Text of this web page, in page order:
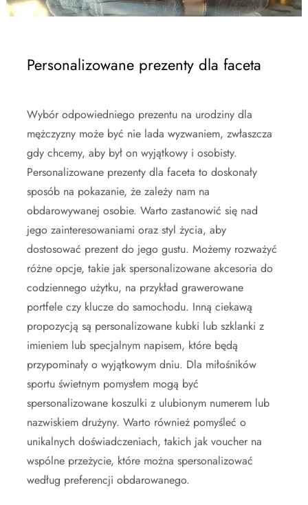
Personalizowane prezenty dla faceta
Wybór odpowiedniego prezentu na urodziny dla
mężczyzny może być nie lada wyzwaniem, zwłaszcza
gdy chcemy, aby był on wyjątkowy i osobisty.
Personalizowane prezenty dla faceta to doskonały
sposób na pokazanie, że zależy nam na
obdarowywanej osobie. Warto zastanowić się nad
jego zainteresowaniami oraz styl życia, aby
dostosować prezent do jego gustu. Możemy rozważyć
różne opcje, takie jak spersonalizowane akcesoria do
codziennego użytku, na przykład grawerowane
portfele czy klucze do samochodu. Inną ciekawą
propozycją są personalizowane kubki lub szklanki z
imieniem lub specjalnym napisem, które będą
przypominały o wyjątkowym dniu. Dla miłośników
sportu świetnym pomysłem mogą być
spersonalizowane koszulki z ulubionym numerem lub
nazwiskiem drużyny. Warto również pomyśleć o
unikalnych doświadczeniach, takich jak voucher na
wspólne przeżycie, które można spersonalizować
według preferencji obdarowanego.